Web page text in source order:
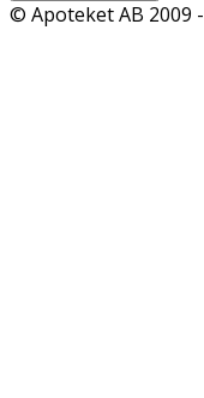
© Apoteket AB 2009 -